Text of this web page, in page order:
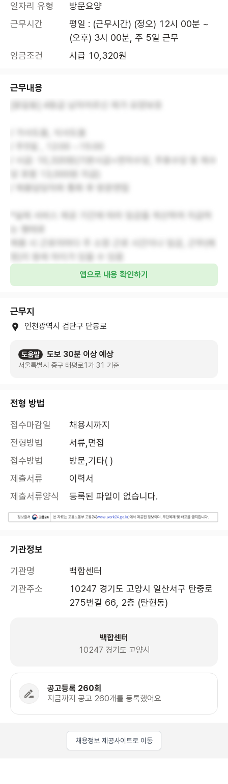
일자리 유형
방문요양
근무시간
평일 : (근무시간) (정오) 12시 00분 ~
(오후) 3시 00분, 주 5일 근무
임금조건
시급 10,320원
근무내용
앱으로 내용 확인하기
근무지
인천광역시 검단구 단봉로
도움말 도보 30분 이상 예상
서울특별시 중구 태평로1가 31 기준
전형 방법
접수마감일
채용시까지
전형방법
서류,면접
접수방법
방문,기타( )
제출서류
이력서
제출서류양식
등록된 파일이 없습니다.
기관정보
기관명
백합센터
기관주소
10247 경기도 고양시 일산서구 탄중로
275번길 66, 2층 (탄현동)
백합센터
10247 경기도 고양시
공고등록 260회
지금까지 공고 260개를 등록했어요
채용정보 제공사이트로 이동